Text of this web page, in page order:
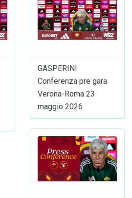
GASPERINI
Conferenza pre gara
Verona-Roma 23
maggio 2026